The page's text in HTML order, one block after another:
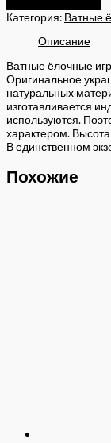
Категория: Ватные
Описание
Ватные ёлочные
Оригинальное
натуральных
изготавливается
используются.
характером.
В единственном
Похожие